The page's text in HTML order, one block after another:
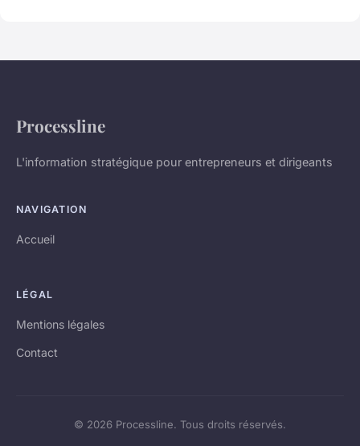
Processline
L'information stratégique pour entrepreneurs et dirigeants
NAVIGATION
Accueil
LÉGAL
Mentions légales
Contact
© 2026 Processline. Tous droits réservés.